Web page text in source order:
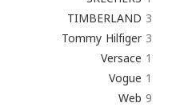
TIMBERLAND 3
Tommy Hilfiger 3
Versace 1
Vogue 1
Web 9